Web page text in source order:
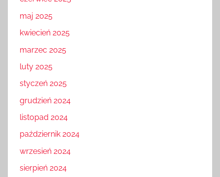
maj 2025
kwiecień 2025
marzec 2025
luty 2025
styczeń 2025
grudzień 2024
listopad 2024
październik 2024
wrzesień 2024
sierpień 2024